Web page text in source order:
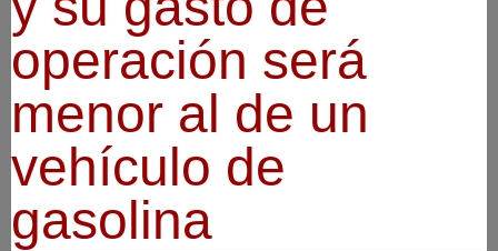
operación será
menor al de un
vehículo de
gasolina